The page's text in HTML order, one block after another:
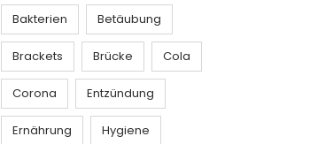
Bakterien Betäubung
Brackets Brücke Cola
Corona Entzündung
Ernährung Hygiene